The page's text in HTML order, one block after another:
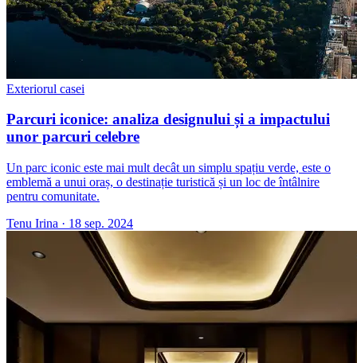
Exteriorul casei
Parcuri iconice: analiza designului și a impactului
unor parcuri celebre
Un parc iconic este mai mult decât un simplu spațiu verde, este o
emblemă a unui oraș, o destinație turistică și un loc de întâlnire
pentru comunitate.
Tenu Irina · 18 sep. 2024